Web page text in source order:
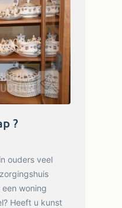
?
ouders veel
woning
Heeft u kunst